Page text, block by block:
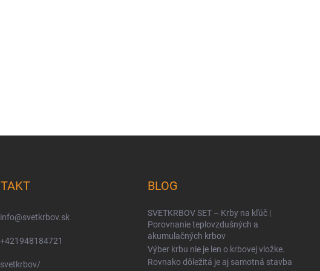
info@svetkrbov.sk
+421948184721
svetkrbov/
BLOG
SVETKRBOV SET – Krby na kľúč |
Porovnanie teplovzdušných a
akumulačných krbov
Výber krbu nie je len o krbovej vložke.
Rovnako dôležitá je aj samotná stavba